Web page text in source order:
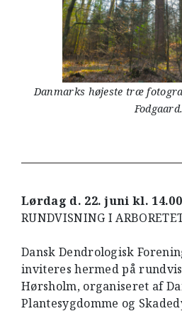
Danmarks højeste træ
Fodgaard.
Lørdag d. 22. juni kl. 14.00
RUNDVISNING I
Dansk Dendrologisk
inviteres hermed på
Hørsholm, organiseret af
Plantesygdomme og